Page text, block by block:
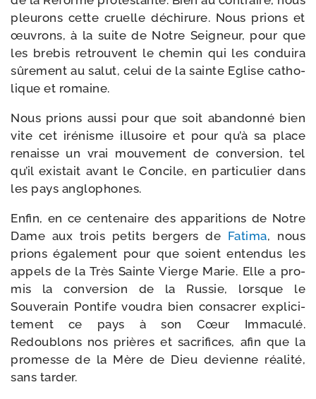
pleu­rons cette cruelle déchi­rure. Nous prions et
œuvrons, à la suite de Notre Seigneur, pour que
les bre­bis retrouvent le che­min qui les condui­ra
sûre­ment au salut, celui de la sainte Eglise catho­
lique et romaine.
Nous prions aus­si pour que soit aban­don­né bien
vite cet iré­nisme illu­soire et pour qu’à sa place
renaisse un vrai mou­ve­ment de conver­sion, tel
qu’il exis­tait avant le Concile, en par­ti­cu­lier dans
les pays anglophones.
Enfin, en ce cen­te­naire des appa­ri­tions de Notre
Dame aux trois petits ber­gers de Fatima, nous
prions éga­le­ment pour que soient enten­dus les
appels de la Très Sainte Vierge Marie. Elle a pro­
mis la conver­sion de la Russie, lorsque le
Souverain Pontife vou­dra bien consa­crer expli­ci­
te­ment ce pays à son Cœur Immaculé.
Redoublons nos prières et sacri­fices, afin que la
pro­messe de la Mère de Dieu devienne réa­li­té,
sans tarder.